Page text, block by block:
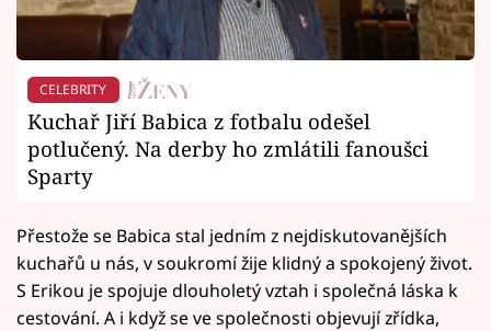
CELEBRITY
Kuchař Jiří Babica z fotbalu odešel
potlučený. Na derby ho zmlátili fanoušci
Sparty
Přestože se Babica stal jedním z nejdiskutovanějších
kuchařů u nás, v soukromí žije klidný a spokojený život.
S Erikou je spojuje dlouholetý vztah i společná láska k
cestování. A i když se ve společnosti objevují zřídka,